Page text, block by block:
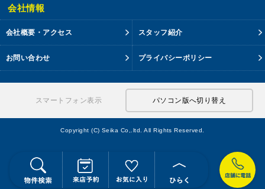
会社情報
会社概要・アクセス スタッフ紹介
お問い合わせ プライバシーポリシー
スマートフォン表示 パソコン版へ切り替え
Copyright (C) Seika Co,.ltd. All Rights Reserved.